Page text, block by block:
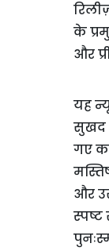
के
और
यह
सुखद
गए
और